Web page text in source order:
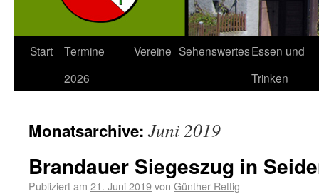
Start
Termine
2026
Vereine SehenswertesEssen und
Trinken
Monatsarchive: Juni 2019
Brandauer Siegeszug in
Publiziert am 21. Juni 2019von Günther Rettig